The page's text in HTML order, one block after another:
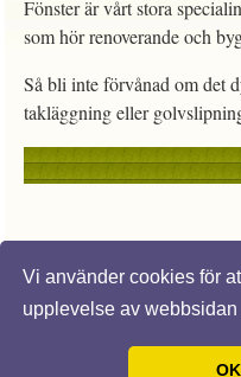
Vi använder cookies för
upplevelse av webbsidan
OK
Fönster är vårt stora
som hör renoverande och
Så bli inte förvånad om det
takläggning eller